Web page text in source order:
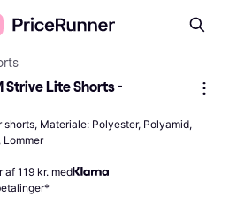
Strive Lite Shorts -
shorts, Materiale: Polyester, Polyamid,
Lommer
119 kr. med